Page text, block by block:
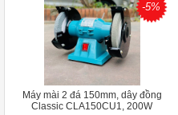
-5%
Máy mài 2 đá 150mm, dây đồng
Classic CLA150CU1, 200W